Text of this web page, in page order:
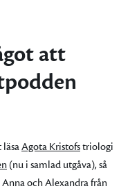
att
Agota Kristofstriologi
(nu i samlad utgåva), så
och Alexandra från